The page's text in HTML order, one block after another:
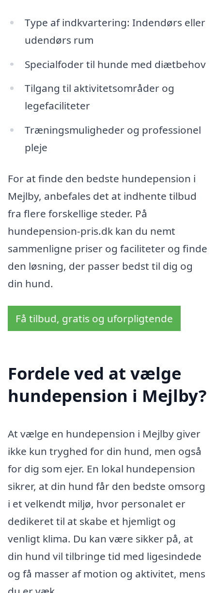
Type af indkvartering: Indendørs eller
udendørs rum
Specialfoder til hunde med diætbehov
Tilgang til aktivitetsområder og
legefaciliteter
Træningsmuligheder og professionel
pleje
For at finde den bedste hundepension i
Mejlby, anbefales det at indhente tilbud
fra flere forskellige steder. På
hundepension-pris.dk kan du nemt
sammenligne priser og faciliteter og finde
den løsning, der passer bedst til dig og
din hund.
Få tilbud, gratis og uforpligtende
Fordele ved at vælge
hundepension i Mejlby?
At vælge en hundepension i Mejlby giver
ikke kun tryghed for din hund, men også
for dig som ejer. En lokal hundepension
sikrer, at din hund får den bedste omsorg
i et velkendt miljø, hvor personalet er
dedikeret til at skabe et hjemligt og
venligt klima. Du kan være sikker på, at
din hund vil tilbringe tid med ligesindede
og få masser af motion og aktivitet, mens